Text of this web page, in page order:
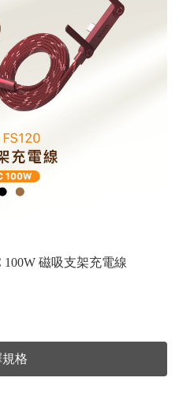
100W 磁吸支架充電線
格